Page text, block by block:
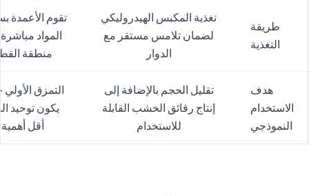
طريقة
التغذية
تغذية المكبس الهيدروليكي
لضمان تلامس مستقر مع
الدوار
تقوم الأعمدة
المواد
منطقة
هدف
الاستخدام
النموذجي
تقليل الحجم بالإضافة إلى
إنتاج رقائق الخشب القابلة
للاستخدام
التمزق
يكون توحيد
أقل أهمية